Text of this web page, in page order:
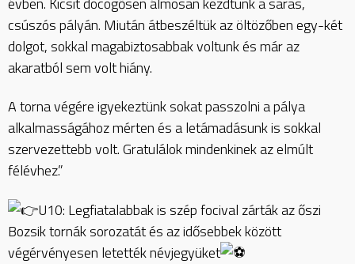
csúszós pályán. Miután átbeszéltük az öltözőben egy-két
dolgot, sokkal magabiztosabbak voltunk és már az
akaratból sem volt hiány.
A torna végére igyekeztünk sokat passzolni a pálya
alkalmasságához mérten és a letámadásunk is sokkal
szervezettebb volt. Gratulálok mindenkinek az elmúlt
félévhez.”
U10: Legfiatalabbak is szép focival zárták az őszi
Bozsik tornák sorozatát és az idősebbek között
végérvényesen letették névjegyüket